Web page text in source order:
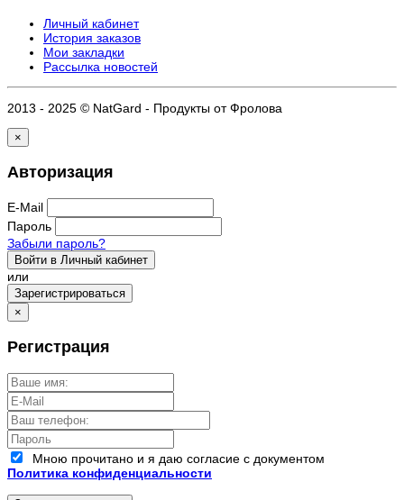
Личный кабинет
История заказов
Мои закладки
Рассылка новостей
2013 - 2025 © NatGard - Продукты от Фролова
×
Авторизация
E-Mail
Пароль
Забыли пароль?
Войти в Личный кабинет
или
Зарегистрироваться
×
Регистрация
Мною прочитано и я даю согласие с документом
Политика конфиденциальности